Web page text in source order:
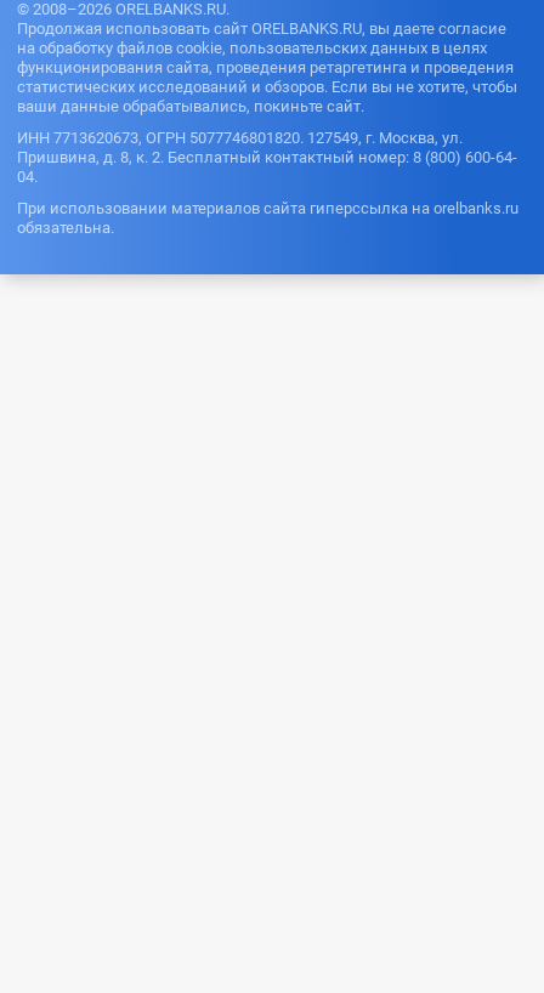
© 2008–2026 ORELBANKS.RU.
Продолжая использовать сайт ORELBANKS.RU, вы даете согласие
на обработку файлов cookie, пользовательских данных в целях
функционирования сайта, проведения ретаргетинга и проведения
статистических исследований и обзоров. Если вы не хотите, чтобы
ваши данные обрабатывались, покиньте сайт.
ИНН 7713620673, ОГРН 5077746801820. 127549, г. Москва, ул.
Пришвина, д. 8, к. 2. Бесплатный контактный номер: 8 (800) 600-64-
04.
При использовании материалов сайта гиперссылка на orelbanks.ru
обязательна.